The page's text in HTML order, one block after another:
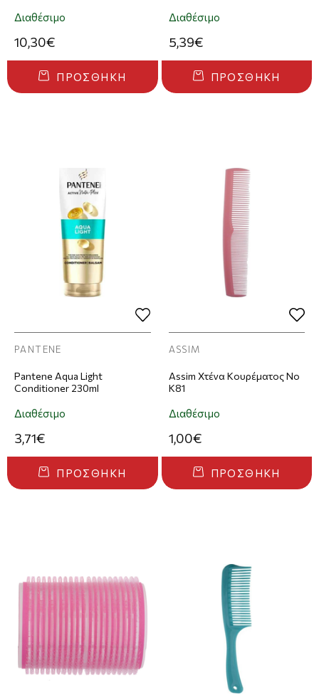
Διαθέσιμο
10,30€
ΠΡΟΣΘΉΚΗ
Διαθέσιμο
5,39€
ΠΡΟΣΘΉΚΗ
PANTENE
Pantene Aqua Light
Conditioner 230ml
Διαθέσιμο
3,71€
ΠΡΟΣΘΉΚΗ
ASSIM
Assim Χτένα Κουρέματος Νο
Κ81
Διαθέσιμο
1,00€
ΠΡΟΣΘΉΚΗ